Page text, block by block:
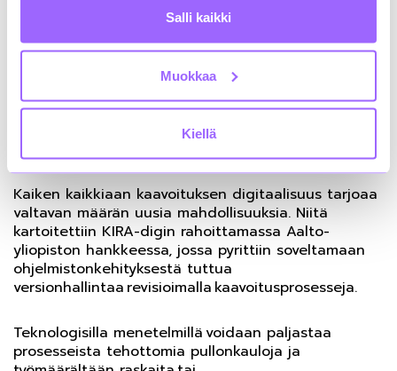
Salli kaikki
Muokkaa
Kiellä
kautta vektorimuodossa, jotta digitalisaation
hyödyt voidaan saavuttaa jo ennen kuin
maankäyttö- ja rakennuslain uudistaminen
Digitaalisuudessa piilee hurja määrä
Kaiken kaikkiaan kaavoituksen digitaalisuus tarjoaa
valtavan määrän uusia mahdollisuuksia. Niitä
kartoitettiin KIRA-digin rahoittamassa Aalto-
yliopiston hankkeessa, jossa pyrittiin soveltamaan
ohjelmistonkehityksestä tuttua
versionhallintaa revisioimalla kaavoitusprosesseja.
Teknologisilla menetelmillä voidaan paljastaa
prosesseista tehottomia pullonkauloja ja